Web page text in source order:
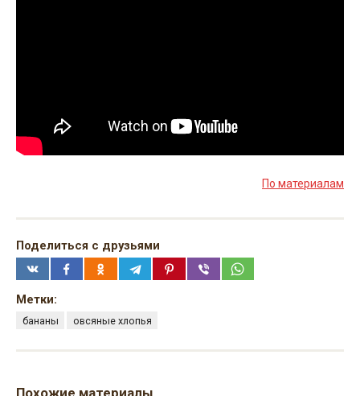
По материалам
Поделиться с друзьями
Метки:
бананы овсяные хлопья
Похожие материалы